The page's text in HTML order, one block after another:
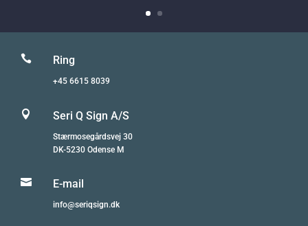
 Ring
+45 6615 8039
 Seri Q Sign A/S
Stærmosegårdsvej 30
DK-5230 Odense M
 E-mail
info@seriqsign.dk